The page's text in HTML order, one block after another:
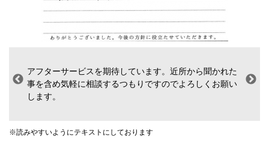
ています。近所から聞かれた
もりですのでよろしくお願い
ります
その都度、適切に対応して
した。担当の方に感謝して